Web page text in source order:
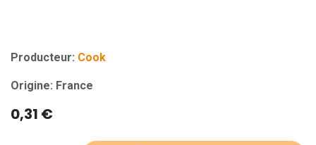
Producteur: Cook
Origine: France
0,31 €